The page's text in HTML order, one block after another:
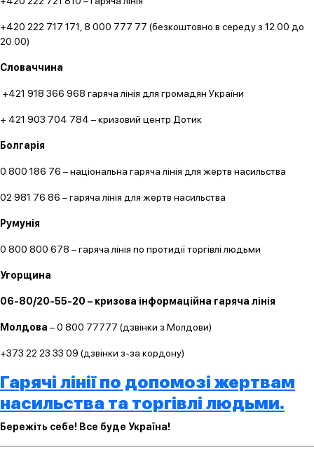
+420 222 717 171, 8 000 777 77 (безкоштовно в середу з 12.00 до
20.00)
Словаччина
+421 918 366 968 гаряча лінія для громадян України
+ 421 903 704 784 – кризовий центр Дотик
Болгарія
0 800 186 76 – національна гаряча лінія для жертв насильства
02 981 76 86 – гаряча лінія для жертв насильства
Румунія
0 800 800 678 – гаряча лінія по протидії торгівлі людьми
Угорщина
06-80/20-55-20 – кризова інформаційна гаряча лінія
Молдова – 0 800 77777 (дзвінки з Молдови)
+373 22 23 33 09 (дзвінки з-за кордону)
Гарячі лінії по допомозі жертвам
насильства та торгівлі людьми.
Бережіть себе! Все буде Україна!